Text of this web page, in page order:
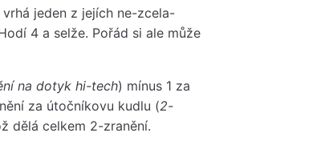
jeden z jejích ne-zcela-
4 a selže. Pořád si ale může
na dotyk hi-tech) mínus 1 za
za útočníkovu kudlu (2-
dělá celkem 2-zranění.